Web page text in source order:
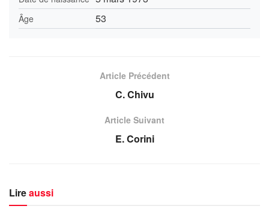
Âge 53
Article Précédent
C. Chivu
Article Suivant
E. Corini
Lireaussi